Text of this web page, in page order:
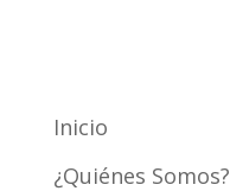
Inicio
¿Quiénes Somos?